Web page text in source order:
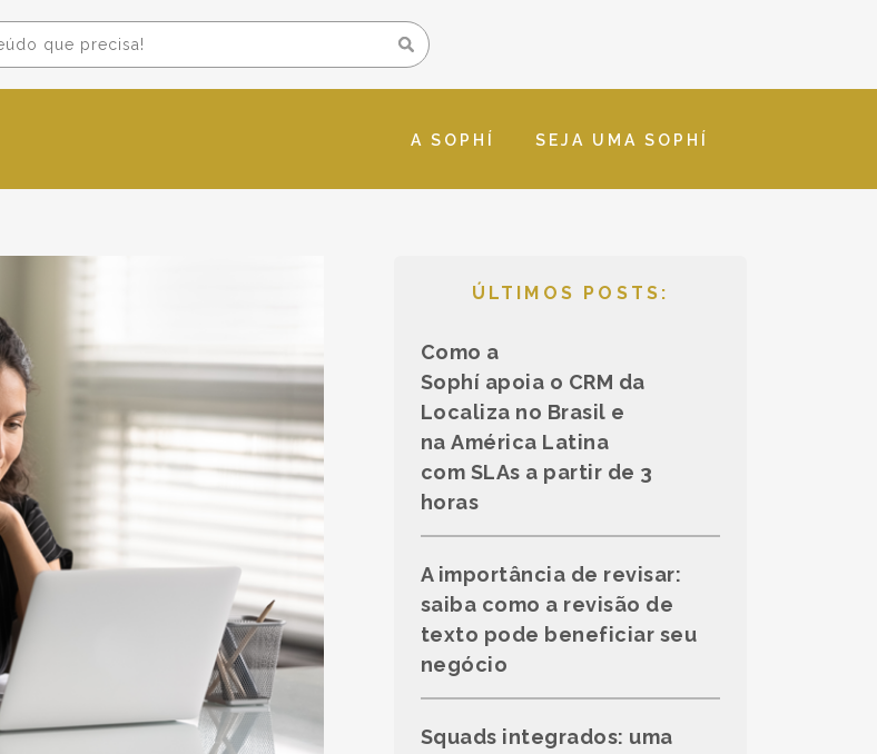
A SOPHÍ SEJA UMA SOPHÍ
ÚLTIMOS POSTS:
Como a
Sophí apoia o CRM da
Localiza no Brasil e
na América Latina
com SLAs a partir de 3
horas
A importância de revisar:
saiba como a revisão de
texto pode beneficiar seu
negócio
Squads integrados: uma